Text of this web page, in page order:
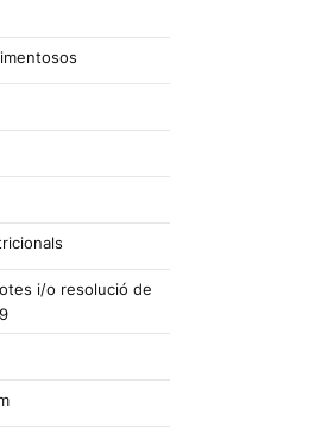
i/o resolució de